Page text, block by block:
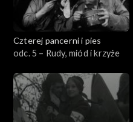
Czterej pancerni i pies
odc. 5 – Rudy, miód i krzyże